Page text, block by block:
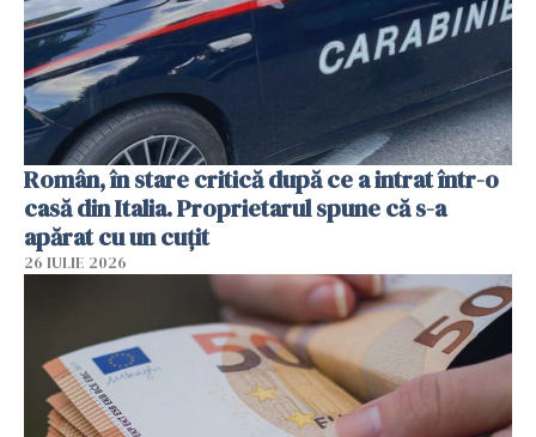
Român, în stare critică după ce a intrat într-o
casă din Italia. Proprietarul spune că s-a
apărat cu un cuțit
26 IULIE 2026